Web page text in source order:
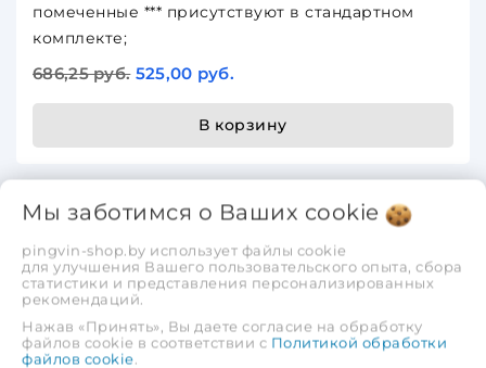
помеченные *** присутствуют в стандартном
комплекте;
686,25 руб. 525,00 руб.
В корзину
Очиститель высокого давления ECO HPW-
1825RSE
Мы заботимся о Ваших cookie
pingvin-shop.by использует файлы cookie
для улучшения Вашего пользовательского опыта, сбора
статистики и представления персонализированных
рекомендаций.
Нажав «Принять», Вы даете согласие на обработку
файлов cookie в соответствии с Политикой обработки
файлов cookie.